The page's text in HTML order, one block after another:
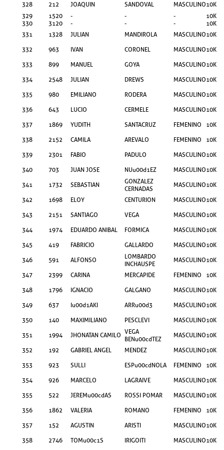
328 212 JOAQUIN SANDOVAL MASCULINO10KM
329
1520 - - -
10KM
330
3120 - - -
10KM
331
1328 JULIAN MANDIROLA MASCULINO10KM
332
963 IVAN CORONEL MASCULINO10KM
333
899 MANUEL GOYA MASCULINO10KM
334
2548 JULIAN DREWS MASCULINO10KM
335
980 EMILIANO RODERA MASCULINO10KM
336
643 LUCIO CERMELE MASCULINO10KM
337
1869 YUDITH SANTACRUZ FEMENINO
10KM
338
2152 CAMILA AREVALO FEMENINO
10KM
339
2301 FABIO PADULO MASCULINO10KM
340
703 JUAN JOSE NUu00d1EZ MASCULINO10KM
341
1732 SEBASTIAN
GONZALEZ
CERNADAS
MASCULINO10KM
342
1698 ELOY CENTURION MASCULINO10KM
343
2151 SANTIAGO VEGA MASCULINO10KM
344
1974 EDUARDO ANIBAL FORMICA MASCULINO10KM
345
419 FABRICIO GALLARDO MASCULINO10KM
346
591 ALFONSO
LOMBARDO
INCHAUSPE
MASCULINO10KM
347
2399 CARINA MERCAPIDE FEMENINO
10KM
348
1796 IGNACIO GALGANO MASCULINO10KM
349
637 Iu00d1AKI ARRu00d3 MASCULINO10KM
350
140 MAXIMILIANO PESCLEVI MASCULINO10KM
351
1994 JHONATAN CAMILO VEGA
BENu00cdTEZ
MASCULINO10KM
352
192 GABRIEL ANGEL MENDEZ MASCULINO10KM
353
923 SULLI ESPu00cdNOLA FEMENINO
10KM
354
926 MARCELO LAGRAIVE MASCULINO10KM
355
522 JEREMu00cdAS ROSSI POMAR MASCULINO10KM
356
1862 VALERIA ROMANO FEMENINO
10KM
357
152 AGUSTIN ARISTI MASCULINO10KM
358
2746 TOMu00c1S IRIGOITI MASCULINO10KM